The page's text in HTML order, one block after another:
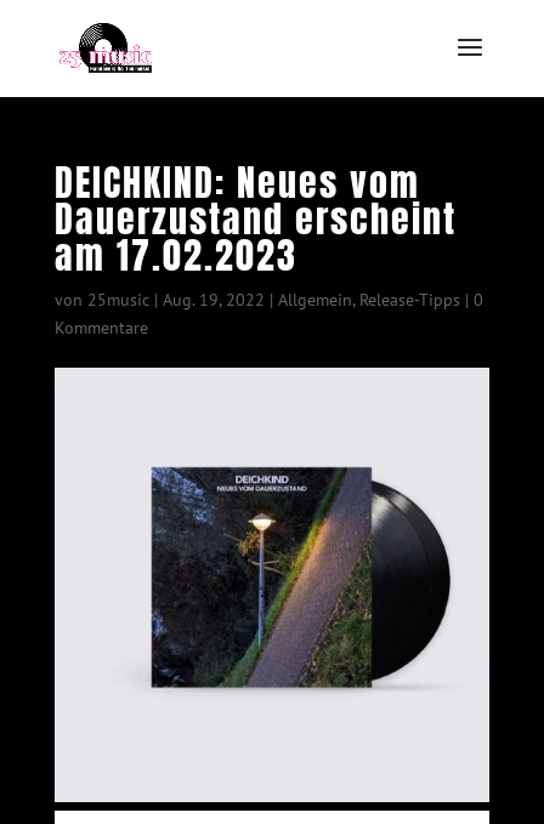
DEICHKIND: Neues vom
Dauerzustand erscheint
am 17.02.2023
von 25music| Aug. 19, 2022 | Allgemein, Release-Tipps | 0
Kommentare